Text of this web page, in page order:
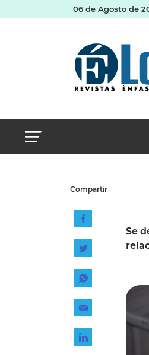
06 de Agosto de
Compartir
Se